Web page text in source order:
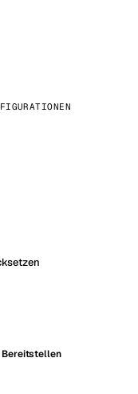
Bereitstellen